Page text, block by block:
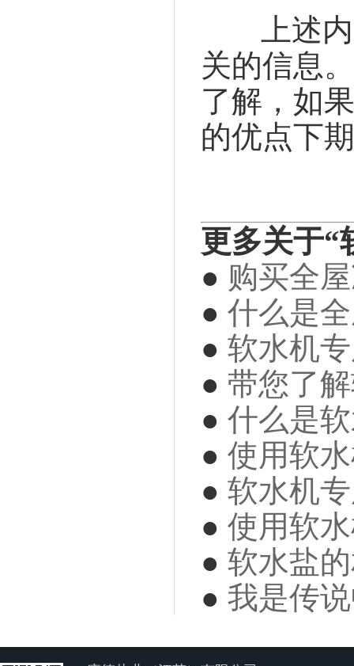
上述内
关的信息
了解，如
的优点下
更多关于“
● 购买全
● 什么是
● 软水机
● 带您了
● 什么是
● 使用软
● 软水机
● 使用软
● 软水盐
● 我是传